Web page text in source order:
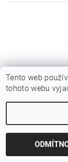
CLEAMEN
Tento web
tohoto webu